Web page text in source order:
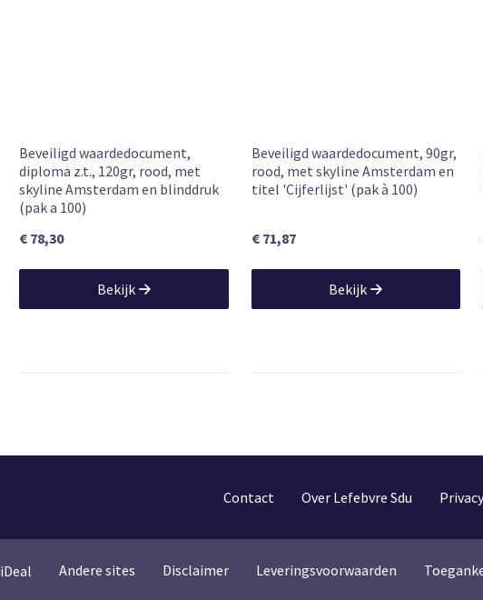
Beveiligd waardedocument,
diploma z.t., 120gr, rood, met
skyline Amsterdam en blinddruk
(pak a 100)
€ 78,30
Bekijk
Beveiligd waardedocument, 90gr,
rood, met skyline Amsterdam en
titel 'Cijferlijst' (pak à 100)
€ 71,87
Bekijk
Contact Over Lefebvre Sdu
iDeal Andere sites Disclaimer Leveringsvoorwaarden